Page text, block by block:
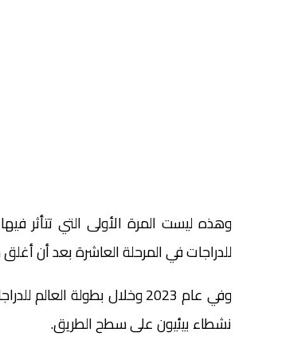
للدراجات في المرحلة العاشرة بعد أن
وفي عام 2023 وخلال بطولة
نشطاء بيئيون على سطح الطريق.